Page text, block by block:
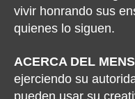
vivir honrando sus
quienes lo siguen.
ACERCA DEL
ejerciendo su
pueden usar su